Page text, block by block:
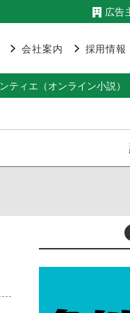
広告
会社案内 採用情報
ティエ（オンライン小説）